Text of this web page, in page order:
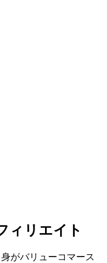
ィリエイト
がバリューコマース